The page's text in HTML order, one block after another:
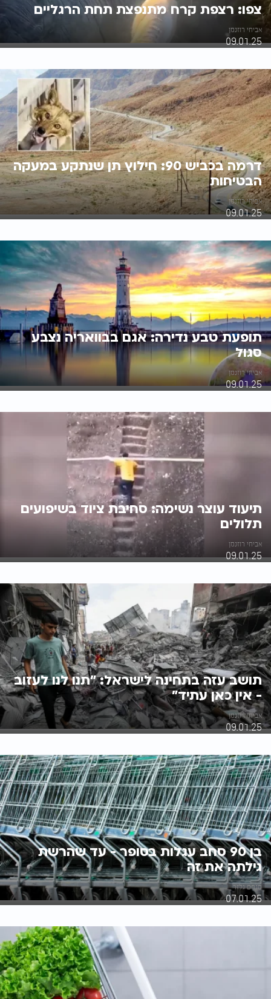
צפו: רצפת קרח מתנפצת תחת הרגליים
אביחי רוזנמן
09.01.25
דרמה בכביש 90: חילוץ תן שנתקע במעקה
הבטיחות
אביחי רוזנמן
09.01.25
תופעת טבע נדירה: אגם בבוואריה נצבע
סגול
אביחי רוזנמן
09.01.25
תיעוד עוצר נשימה: סחיבת ציוד בשיפועים
תלולים
אביחי רוזנמן
09.01.25
תושב עזה בתחינה לישראל: "תנו לנו לעזוב
- אין כאן עתיד"
אביחי רוזנמן
09.01.25
בן 90 סחב עגלות בסופר - עד שהרשת
גילתה את זה
מנחם גלזר
07.01.25